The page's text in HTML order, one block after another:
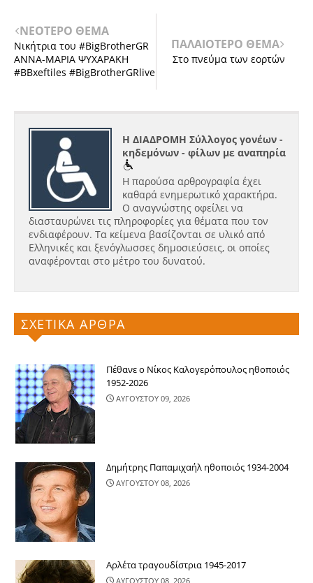
ΝΕΟΤΕΡΟ ΘΕΜΑ
Νικήτρια του #BigBrotherGR
ΑΝΝΑ-ΜΑΡΙΑ ΨΥΧΑΡΑΚΗ
#BBxeftiles #BigBrotherGRlive
ΠΑΛΑΙΟΤΕΡΟ ΘΕΜΑ
Στο πνεύμα των εορτών
Η ΔΙΑΔΡΟΜΗ Σύλλογος γονέων -
κηδεμόνων - φίλων με αναπηρία
Η παρούσα αρθρογραφία έχει
καθαρά ενημερωτικό χαρακτήρα.
Ο αναγνώστης οφείλει να
διασταυρώνει τις πληροφορίες για θέματα που τον
ενδιαφέρουν. Τα κείμενα βασίζονται σε υλικό από
Ελληνικές και ξενόγλωσσες δημοσιεύσεις, οι οποίες
αναφέρονται στο μέτρο του δυνατού.
ΣΧΕΤΙΚΑ ΑΡΘΡΑ
Πέθανε ο Νίκος Καλογερόπουλος ηθοποιός
1952-2026
ΑΥΓΟΥΣΤΟΥ 09, 2026
Δημήτρης Παπαμιχαήλ ηθοποιός 1934-2004
ΑΥΓΟΥΣΤΟΥ 08, 2026
Αρλέτα τραγουδίστρια 1945-2017
ΑΥΓΟΥΣΤΟΥ 08, 2026